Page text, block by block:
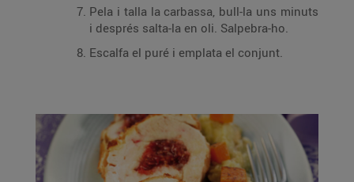
Pela i talla la carbassa, bull-la uns minuts
i després salta-la en oli. Salpebra-ho.
Escalfa el puré i emplata el conjunt.